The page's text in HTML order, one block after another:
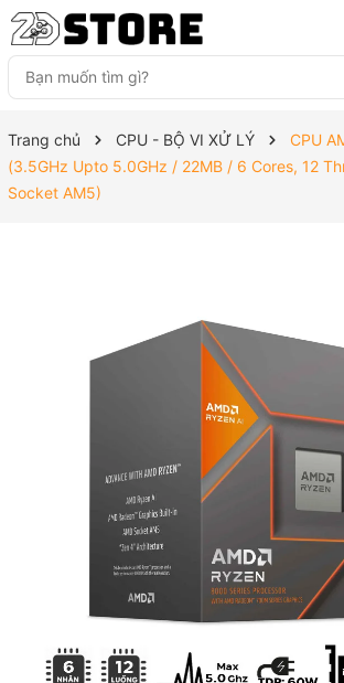
Trang chủ CPU - BỘ VI XỬ LÝ
CPU
(3.5GHz Upto 5.0GHz / 22MB / 6 Cores, 12
Socket AM5)